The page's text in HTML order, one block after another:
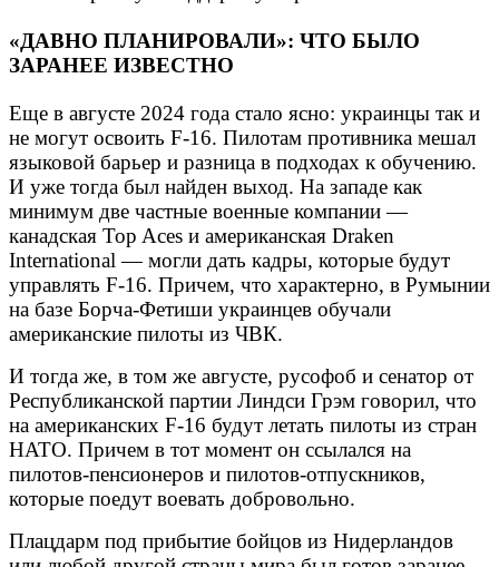
«ДАВНО ПЛАНИРОВАЛИ»: ЧТО БЫЛО
ЗАРАНЕЕ ИЗВЕСТНО
Еще в августе 2024 года стало ясно: украинцы так и
не могут освоить F-16. Пилотам противника мешал
языковой барьер и разница в подходах к обучению.
И уже тогда был найден выход. На западе как
минимум две частные военные компании —
канадская Top Aces и американская Draken
International — могли дать кадры, которые будут
управлять F-16. Причем, что характерно, в Румынии
на базе Борча-Фетиши украинцев обучали
американские пилоты из ЧВК.
И тогда же, в том же августе, русофоб и сенатор от
Республиканской партии Линдси Грэм говорил, что
на американских F-16 будут летать пилоты из стран
НАТО. Причем в тот момент он ссылался на
пилотов-пенсионеров и пилотов-отпускников,
которые поедут воевать добровольно.
Плацдарм под прибытие бойцов из Нидерландов